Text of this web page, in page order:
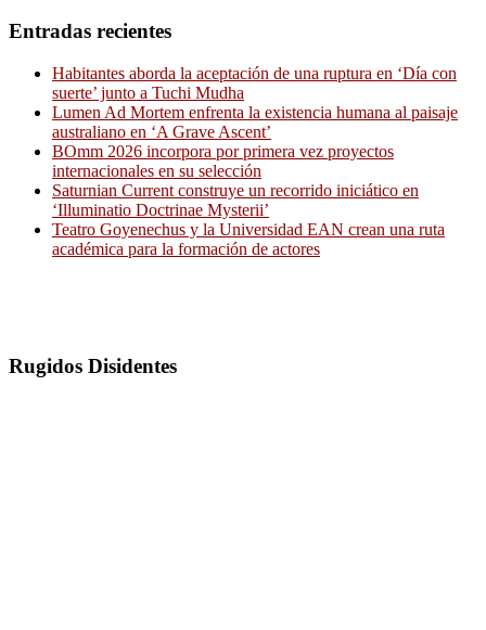
Entradas recientes
Habitantes aborda la aceptación de una ruptura en ‘Día con
suerte’ junto a Tuchi Mudha
Lumen Ad Mortem enfrenta la existencia humana al paisaje
australiano en ‘A Grave Ascent’
BOmm 2026 incorpora por primera vez proyectos
internacionales en su selección
Saturnian Current construye un recorrido iniciático en
‘Illuminatio Doctrinae Mysterii’
Teatro Goyenechus y la Universidad EAN crean una ruta
académica para la formación de actores
Rugidos Disidentes